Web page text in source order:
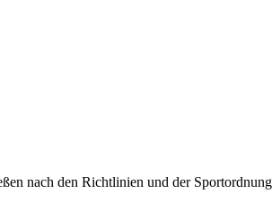
nach den Richtlinien und der